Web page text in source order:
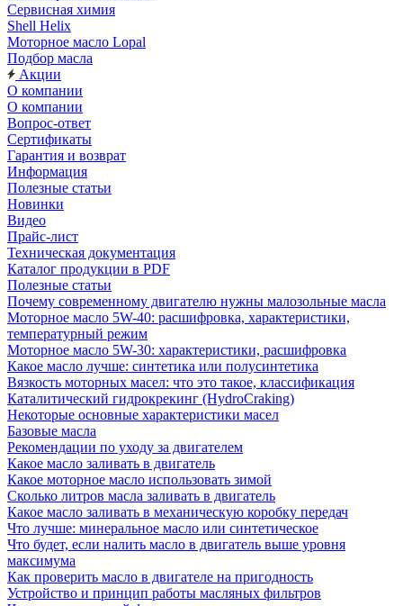
Сервисная химия
Shell Helix
Моторное масло Lopal
Подбор масла
Акции
О компании
О компании
Вопрос-ответ
Сертификаты
Гарантия и возврат
Информация
Полезные статьи
Новинки
Видео
Прайс-лист
Техническая документация
Каталог продукции в PDF
Полезные статьи
Почему современному двигателю нужны малозольные масла
Моторное масло 5W-40: расшифровка, характеристики,
температурный режим
Моторное масло 5W-30: характеристики, расшифровка
Какое масло лучше: синтетика или полусинтетика
Вязкость моторных масел: что это такое, классификация
Каталитический гидрокрекинг (НydroСraking)
Некоторые основные характеристики масел
Базовые масла
Рекомендации по уходу за двигателем
Какое масло заливать в двигатель
Какое моторное масло использовать зимой
Сколько литров масла заливать в двигатель
Какое масло заливать в механическую коробку передач
Что лучше: минеральное масло или синтетическое
Что будет, если налить масло в двигатель выше уровня
максимума
Как проверить масло в двигателе на пригодность
Устройство и принцип работы масляных фильтров